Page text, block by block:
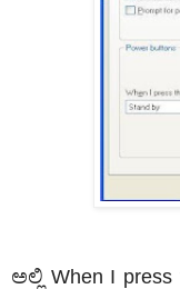
ಅಲ್ಲಿ When I